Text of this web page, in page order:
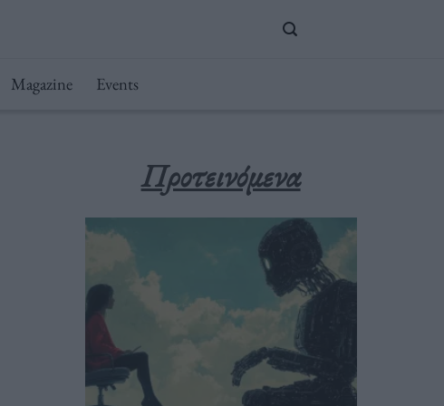
Magazine Events
Προτεινόμενα